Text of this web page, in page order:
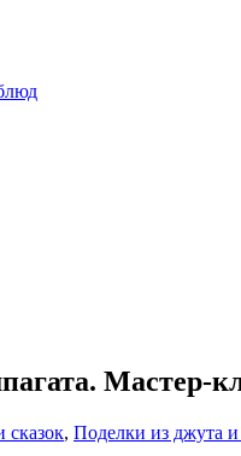
Мастер-
, Поделки из джута